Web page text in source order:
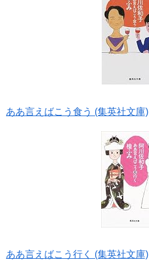
ああ言えばこう食う (集英社文庫)
ああ言えばこう行く (集英社文庫)